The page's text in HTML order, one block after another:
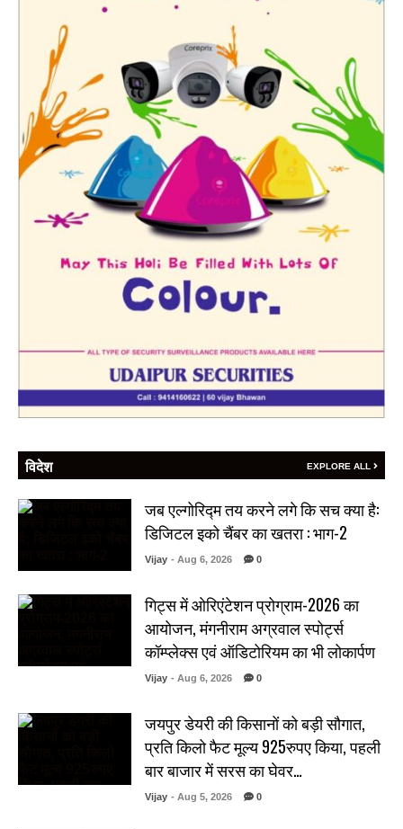
विदेश EXPLORE ALL
जब एल्गोरिद्म तय करने लगे कि सच क्या है:
डिजिटल इको चैंबर का खतरा : भाग-2
Vijay - Aug 6, 2026 0
गिट्स में ओरिएंटेशन प्रोग्राम-2026 का
आयोजन, मंगनीराम अग्रवाल स्पोर्ट्स
कॉम्प्लेक्स एवं ऑडिटोरियम का भी लोकार्पण
Vijay - Aug 6, 2026 0
जयपुर डेयरी की किसानों को बड़ी सौगात,
प्रति किलो फैट मूल्य 925रुपए किया, पहली
बार बाजार में सरस का घेवर…
Vijay - Aug 5, 2026 0